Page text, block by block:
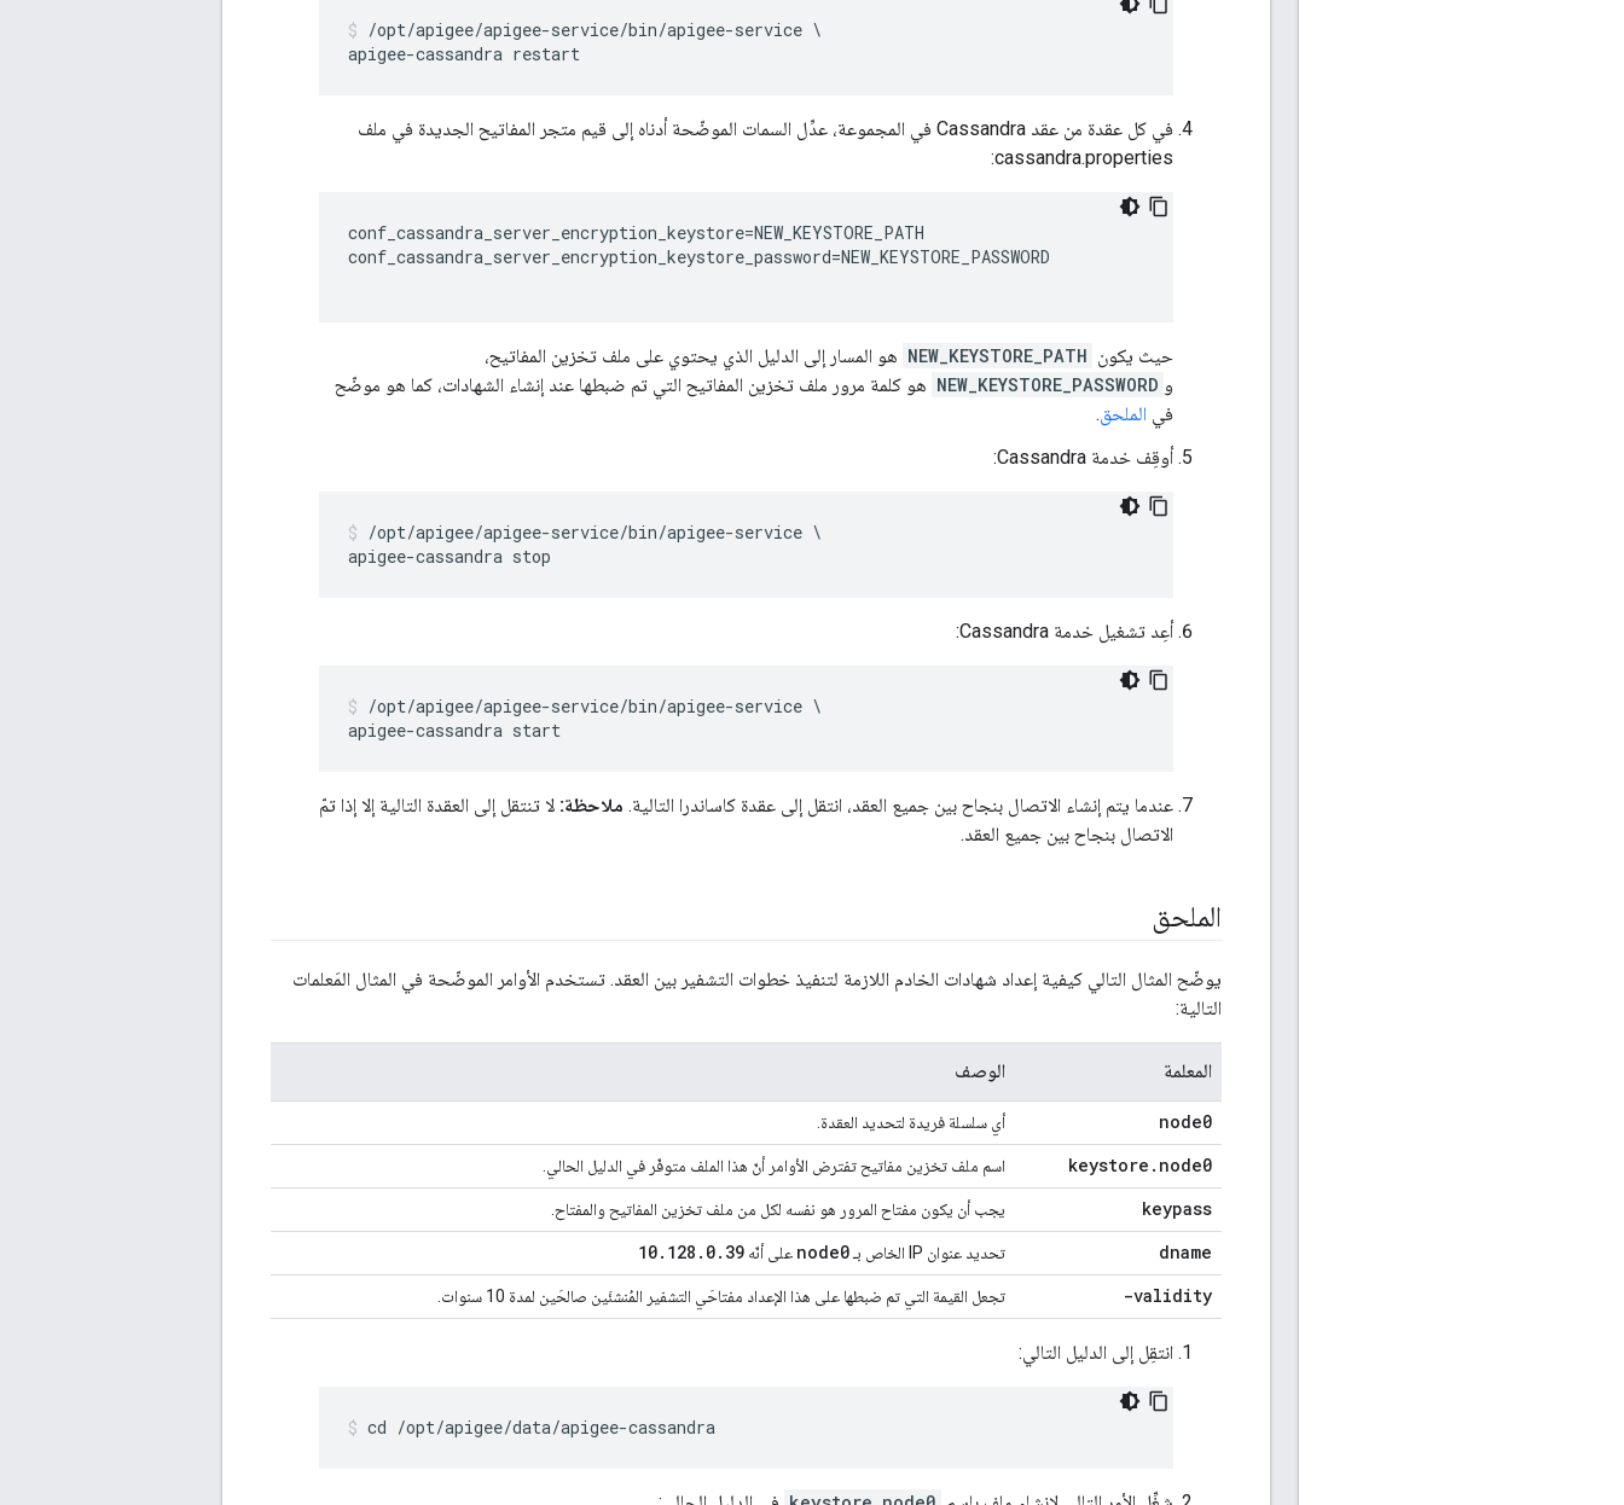
/opt/apigee/apigee-service/bin/apigee-service \
في كل عقدة من عقد Cassandra في المجموعة، عدِّل السمات الموضّحة أدناه إلى قيم متجر المفاتيح الجديدة في ملف
cassandra.properties:
conf_cassandra_server_encryption_keystore=NEW_KEYSTORE_PATH
conf_cassandra_server_encryption_keystore_password=NEW_KEYSTORE_PASSWORD
حيث يكون NEW_KEYSTORE_PATH هو المسار إلى الدليل الذي يحتوي على ملف تخزين المفاتيح،
و NEW_KEYSTORE_PASSWORD هو كلمة مرور ملف تخزين المفاتيح التي تم ضبطها عند إنشاء الشهادات، كما هو موضّح
في الملحق.
أوقِف خدمة Cassandra:
/opt/apigee/apigee-service/bin/apigee-service \
أعِد تشغيل خدمة Cassandra:
/opt/apigee/apigee-service/bin/apigee-service \
عندما يتم إنشاء الاتصال بنجاح بين جميع العقد، انتقل إلى عقدة كاساندرا التالية. ملاحظة: لا تنتقل إلى العقدة التالية إلا إذا تمّ
الاتصال بنجاح بين جميع العقد.
الملحق
يوضّح المثال التالي كيفية إعداد شهادات الخادم اللازمة لتنفيذ خطوات التشفير بين العقد. تستخدم الأوامر الموضّحة في المثال المَعلمات
التالية:
المعلمة الوصف
node0 أي سلسلة فريدة لتحديد العقدة.
keystore . node0 اسم ملف تخزين مفاتيح تفترض الأوامر أنّ هذا الملف متوفّر في الدليل الحالي.
keypass يجب أن يكون مفتاح المرور هو نفسه لكل من ملف تخزين المفاتيح والمفتاح.
dname تحديد عنوان IP الخاص بـ node0 على أنّه 10. 128 . 0. 39
-validity
تجعل القيمة التي تم ضبطها على هذا الإعداد مفتاحَي التشفير المُنشئَين صالحَين لمدة 10 سنوات.
انتقِل إلى الدليل التالي:
cd /opt/apigee/data/apigee-cassandra